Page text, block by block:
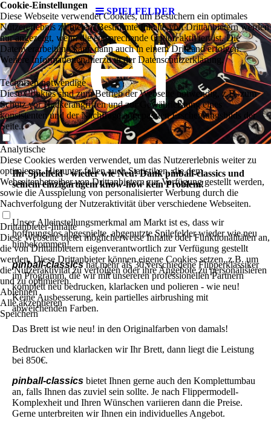
SPIELFELDER
er
Ihr Spielfeld - wieder wie Neu! Dank pinball-classics und
seinem einzigartigem know-how kein Problem!
Unser Alleinstellungsmerkmal am Markt ist es, dass wir
hoffnungslos abgespielte, abgenutzte Spilefelder wieder wie neu
hinbekommen!
pinball-classicshat mehr als 30 verschiedene Flipperklassiker
im Programm, die wir mit unsereren professionellen Partnern
komplett neu bedrucken, klarlacken und polieren - wie neu!
Keine Ausbesserung, kein partielles airbrushing mit
abweichenden Farben.
Das Brett ist wie neu! in den Originalfarben von damals!
Bedrucken und klarlacken wir Ihr Brett, dann liegt die Leistung
bei 850€.
pinball-classics bietet Ihnen gerne auch den Komplettumbau
an, falls Ihnen das zuviel sein sollte. Je nach Flippermodell-
Komplexheit und Ihren Wünschen variieren dann die Preise.
Gerne unterbreiten wir Ihnen ein individuelles Angebot.
Cookie-Einstellungen
Diese Webseite verwendet Cookies, um Besuchern ein optimales
Nutzererlebnis zu bieten. Bestimmte Inhalte von Drittanbietern werden
nur angezeigt, wenn die entsprechende Option aktiviert ist. Die
Datenverarbeitung kann dann auch in einem Drittland erfolgen.
Weitere Informationen hierzu in der Datenschutzerklärung.
Technisch notwendige
Diese Cookies sind zum Betrieb der Webseite notwendig, z.B. zum
Schutz vor Hackerangriffen und zur Gewährleistung eines
konsistenten und der Nachfrage angepassten Erscheinungsbilds der
Seite.
Analytische
Diese Cookies werden verwendet, um das Nutzererlebnis weiter zu
optimieren. Hierunter fallen auch Statistiken, die dem
Webseitenbetreiber von Drittanbietern zur Verfügung gestellt werden,
sowie die Ausspielung von personalisierter Werbung durch die
Nachverfolgung der Nutzeraktivität über verschiedene Webseiten.
Drittanbieter-Inhalte
Diese Webseite bietet möglicherweise Inhalte oder Funktionalitäten an,
die von Drittanbietern eigenverantwortlich zur Verfügung gestellt
werden. Diese Drittanbieter können eigene Cookies setzen, z.B. um
die Nutzeraktivität zu verfolgen oder ihre Angebote zu personalisieren
und zu optimieren.
Ablehnen
Alle akzeptieren
Speichern